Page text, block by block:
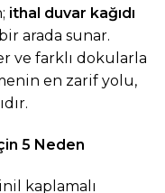
ithal duvar kağıdı
arada sunar.
ve farklı dokularla
en zarif yolu,
5 Neden
kaplamalı